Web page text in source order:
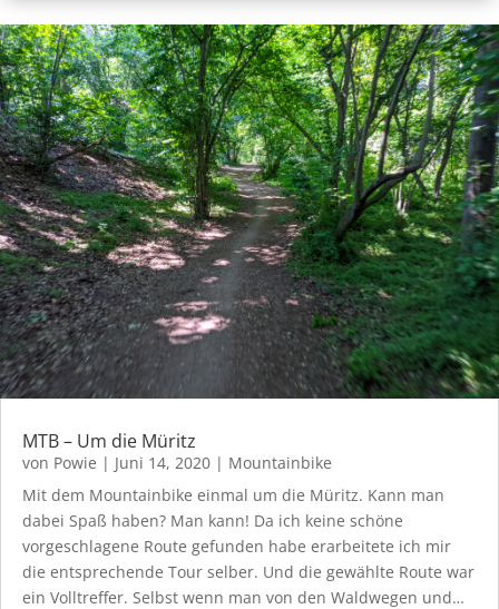
MTB – Um die Müritz
von Powie | Juni 14, 2020 | Mountainbike
Mit dem Mountainbike einmal um die Müritz. Kann man
dabei Spaß haben? Man kann! Da ich keine schöne
vorgeschlagene Route gefunden habe erarbeitete ich mir
die entsprechende Tour selber. Und die gewählte Route war
ein Volltreffer. Selbst wenn man von den Waldwegen und…